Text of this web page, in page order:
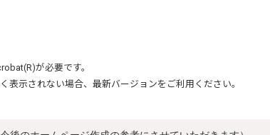
が必要です。
表示されない場合、最新バージョンをご利用ください。